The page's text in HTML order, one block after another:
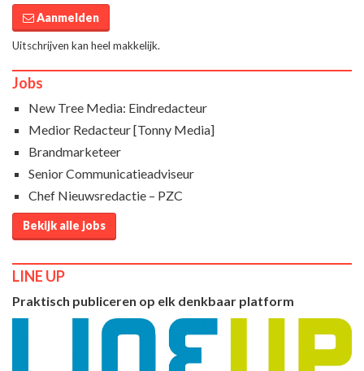
Aanmelden
Uitschrijven kan heel makkelijk.
Jobs
New Tree Media: Eindredacteur
Medior Redacteur [Tonny Media]
Brandmarketeer
Senior Communicatieadviseur
Chef Nieuwsredactie – PZC
Bekijk alle jobs
LINE UP
Praktisch publiceren op elk denkbaar platform